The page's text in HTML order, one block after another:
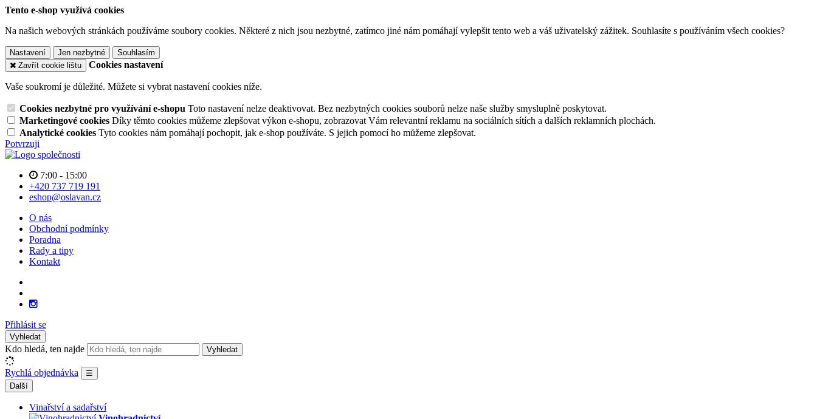
Tento e-shop využívá cookies
Na našich webových stránkách používáme soubory cookies. Některé z nich jsou nezbytné, zatímco jiné nám pomáhají vylepšit tento web a váš uživatelský zážitek. Souhlasíte s používáním všech cookies?
Nastavení Jen nezbytné
Souhlasím
Zavřít cookie lištu
Cookies nastavení
Vaše soukromí je důležité. Můžete si vybrat nastavení cookies níže.
Cookies nezbytné pro využívání e-shopu Toto nastavení nelze deaktivovat. Bez nezbytných cookies souborů nelze naše služby smysluplně poskytovat.
Marketingové cookies Díky těmto cookies můžeme zlepšovat výkon e-shopu, zobrazovat Vám relevantní reklamu na sociálních sítích a dalších reklamních plochách.
Analytické cookies Tyto cookies nám pomáhají pochopit, jak e-shop používáte. S jejich pomocí ho můžeme zlepšovat.
Potvrzuji
7:00 - 15:00
+420 737 719 191
eshop@oslavan.cz
O nás
Obchodní podmínky
Poradna
Rady a tipy
Kontakt
Přihlásit se
Vyhledat
Kdo hledá, ten najde Vyhledat
Rychlá objednávka
☰
Další
Vinařství a sadařství